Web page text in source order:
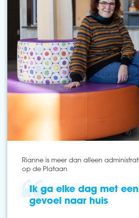
Rianne is meer dan alleen
op de Plataan
Ik ga elke dag met
gevoel naar huis